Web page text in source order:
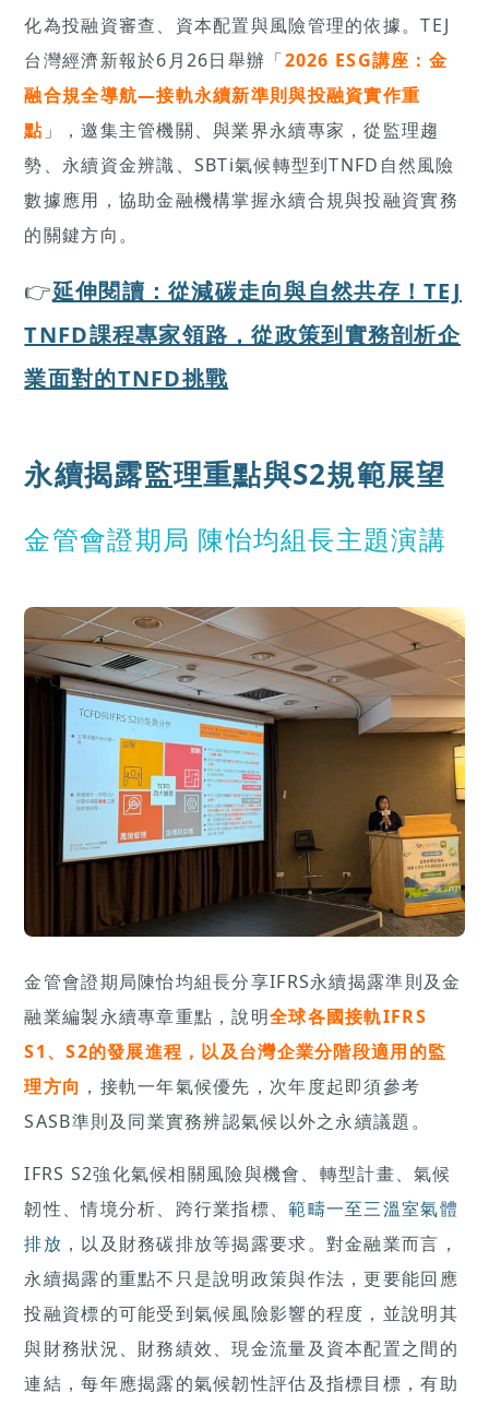
化為投融資審查、資本配置與風險管理的依據。TEJ
台灣經濟新報於6月26日舉辦「2026 ESG講座：金
融合規全導航—接軌永續新準則與投融資實作重
點 」，邀集主管機關、與業界永續專家，從監理趨
勢、永續資金辨識、SBTi氣候轉型到TNFD自然風險
數據應用，協助金融機構掌握永續合規與投融資實務
的關鍵方向。
👉延伸閱讀：從減碳走向與自然共存！TEJ
TNFD課程專家領路，從政策到實務剖析企
業面對的TNFD挑戰
永續揭露監理重點與S2規範展望
金管會證期局 陳怡均組長主題演講
金管會證期局陳怡均組長分享IFRS永續揭露準則及金
融業編製永續專章重點，說明全球各國接軌IFRS
S1、S2的發展進程，以及台灣企業分階段適用的監
理方向 ，接軌一年氣候優先，次年度起即須參考
SASB準則及同業實務辨認氣候以外之永續議題。
IFRS S2強化氣候相關風險與機會、轉型計畫、氣候
韌性、情境分析、跨行業指標、範疇一至三溫室氣體
排放 ，以及財務碳排放等揭露要求。對金融業而言，
永續揭露的重點不只是說明政策與作法，更要能回應
投融資標的可能受到氣候風險影響的程度，並說明其
與財務狀況、財務績效、現金流量及資本配置之間的
連結，每年應揭露的氣候韌性評估及指標目標，有助